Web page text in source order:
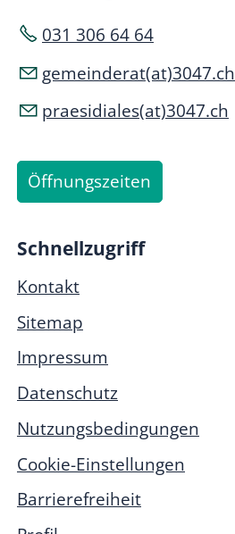
031 306 64 64
gemeinderat(at)3047.ch
praesidiales(at)3047.ch
Öffnungszeiten
Schnellzugriff
Kontakt
Sitemap
Impressum
Datenschutz
Nutzungsbedingungen
Cookie-Einstellungen
Barrierefreiheit